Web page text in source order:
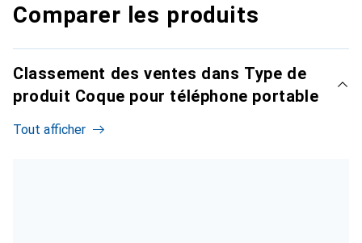
Comparer les produits
Classement des ventes dans Type de
produit Coque pour téléphone portable
Tout afficher